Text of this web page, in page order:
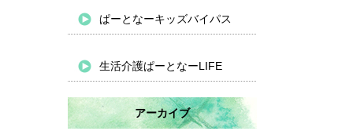
ぱーとなーキッズバイパス
生活介護ぱーとなーLIFE
アーカイブ